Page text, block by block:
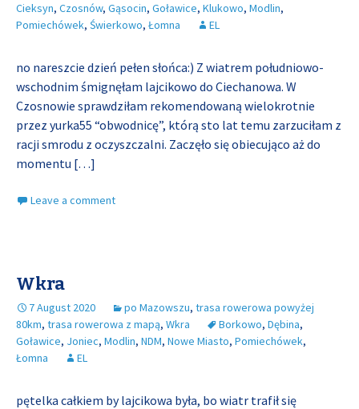
Cieksyn, Czosnów, Gąsocin, Goławice, Klukowo, Modlin,
Pomiechówek, Świerkowo, Łomna EL
no nareszcie dzień pełen słońca:) Z wiatrem południowo-
wschodnim śmignęłam lajcikowo do Ciechanowa. W
Czosnowie sprawdziłam rekomendowaną wielokrotnie
przez yurka55 “obwodnicę”, którą sto lat temu zarzuciłam z
racji smrodu z oczyszczalni. Zaczęło się obiecująco aż do
momentu […]
Leave a comment
Wkra
7 August 2020 po Mazowszu, trasa rowerowa powyżej
80km, trasa rowerowa z mapą, Wkra Borkowo, Dębina,
Goławice, Joniec, Modlin, NDM, Nowe Miasto, Pomiechówek,
Łomna
EL
pętelka całkiem by lajcikowa była, bo wiatr trafił się